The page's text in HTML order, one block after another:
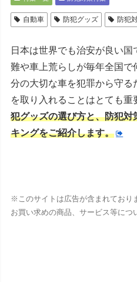
自動車 防犯グッズ 防犯
日本は世界でも治安が良い
難や車上荒らしが毎年全国で
分の大切な車を犯罪から守
を取り入れることはとても重
犯グッズの選び方と、防犯
キングをご紹介します。
※このサイトは広告が含まれており
お買い求めの商品、サービス等につ